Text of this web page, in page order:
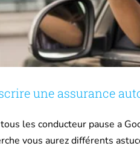
une assurance
les conducteur pause a
vous aurez différents